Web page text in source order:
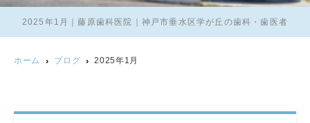
2025年1月｜藤原歯科医院｜神戸市垂水区学が丘の歯科・歯医者
ホーム ブログ 2025年1月